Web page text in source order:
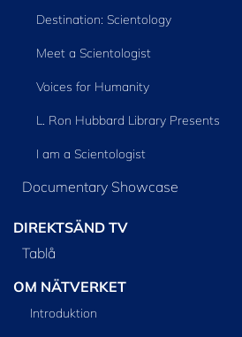
Destination: Scientology
Meet a Scientologist
Voices for Humanity
L. Ron Hubbard Library Presents
I am a Scientologist
Documentary Showcase
DIREKTSÄND TV
Tablå
OM NÄTVERKET
Introduktion